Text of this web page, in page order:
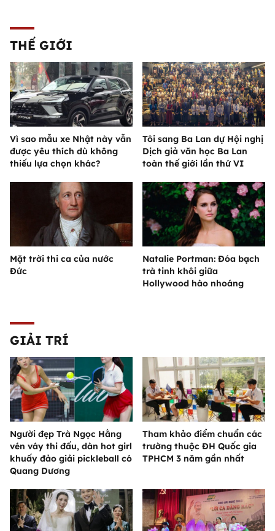
THẾ GIỚI
Vì sao mẫu xe Nhật này vẫn
được yêu thích dù không
thiếu lựa chọn khác?
Tôi sang Ba Lan dự Hội nghị
Dịch giả văn học Ba Lan
toàn thế giới lần thứ VI
Mặt trời thi ca của nước
Đức
Natalie Portman: Đóa bạch
trà tinh khôi giữa
Hollywood hào nhoáng
GIẢI TRÍ
Người đẹp Trà Ngọc Hằng
vén váy thi đấu, dàn hot girl
khuấy đảo giải pickleball có
Quang Dương
Tham khảo điểm chuẩn các
trường thuộc ĐH Quốc gia
TPHCM 3 năm gần nhất